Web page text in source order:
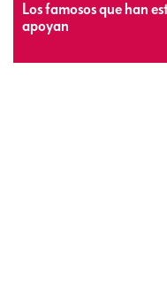
Los famosos que han
apoyan